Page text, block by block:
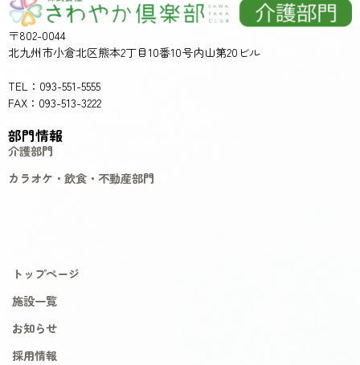
〒802-0044
北九州市小倉北区熊本2丁目10番10号内山第20ビル
TEL：093-551-5555
FAX：093-513-3222
部門情報
介護部門
カラオケ・飲食・不動産部門
トップページ
施設一覧
お知らせ
採用情報